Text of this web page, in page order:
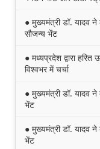
● मुख्यमंत्री डॉ. यादव ने
सौजन्य भेंट
● मध्यप्रदेश द्वारा हरित
विश्वभर में चर्चा
● मुख्यमंत्री डॉ. यादव ने
भेंट
● मुख्यमंत्री डॉ. यादव
भेंट